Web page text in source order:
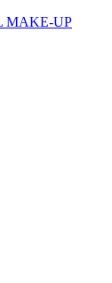
MAKE-UP